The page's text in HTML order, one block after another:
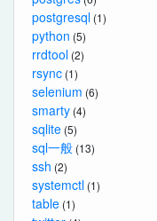
postgresql (1)
python (5)
rrdtool (2)
rsync (1)
selenium (6)
smarty (4)
sqlite (5)
sql一般 (13)
ssh (2)
systemctl (1)
table (1)